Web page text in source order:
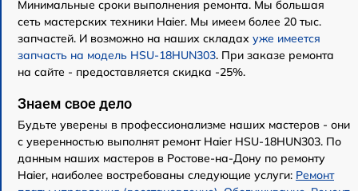
Минимальные сроки выполнения ремонта. Мы большая
сеть мастерских техники Haier. Мы имеем более 20 тыс.
запчастей. И возможно на наших складах уже имеется
запчасть на модель HSU-18HUN303. При заказе ремонта
на сайте - предоставляется скидка -25%.
Знаем свое дело
Будьте уверены в профессионализме наших мастеров - они
с уверенностью выполнят ремонт Haier HSU-18HUN303. По
данным наших мастеров в Ростове-на-Дону по ремонту
Haier, наиболее востребованы следующие услуги: Ремонт